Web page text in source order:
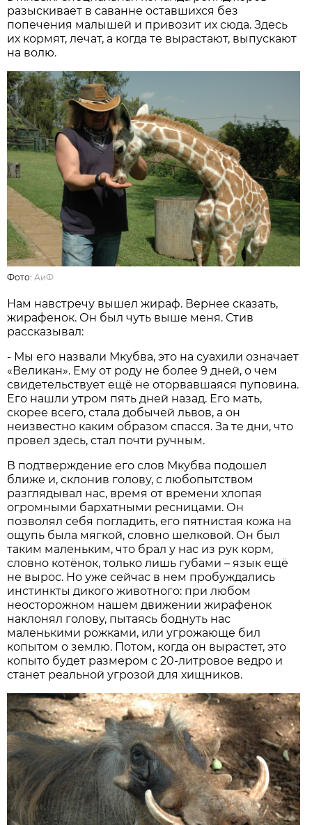
разыскивает в саванне оставшихся без
попечения малышей и привозит их сюда. Здесь
их кормят, лечат, а когда те вырастают, выпускают
на волю.
Фото: АиФ
Нам навстречу вышел жираф. Вернее сказать,
жирафенок. Он был чуть выше меня. Стив
рассказывал:
- Мы его назвали Мкубва, это на суахили означает
«Великан». Ему от роду не более 9 дней, о чем
свидетельствует ещё не оторвавшаяся пуповина.
Его нашли утром пять дней назад. Его мать,
скорее всего, стала добычей львов, а он
неизвестно каким образом спасся. За те дни, что
провел здесь, стал почти ручным.
В подтверждение его слов Мкубва подошел
ближе и, склонив голову, с любопытством
разглядывал нас, время от времени хлопая
огромными бархатными ресницами. Он
позволял себя погладить, его пятнистая кожа на
ощупь была мягкой, словно шелковой. Он был
таким маленьким, что брал у нас из рук корм,
словно котёнок, только лишь губами – язык ещё
не вырос. Но уже сейчас в нем пробуждались
инстинкты дикого животного: при любом
неосторожном нашем движении жирафенок
наклонял голову, пытаясь боднуть нас
маленькими рожками, или угрожающе бил
копытом о землю. Потом, когда он вырастет, это
копыто будет размером с 20-литровое ведро и
станет реальной угрозой для хищников.